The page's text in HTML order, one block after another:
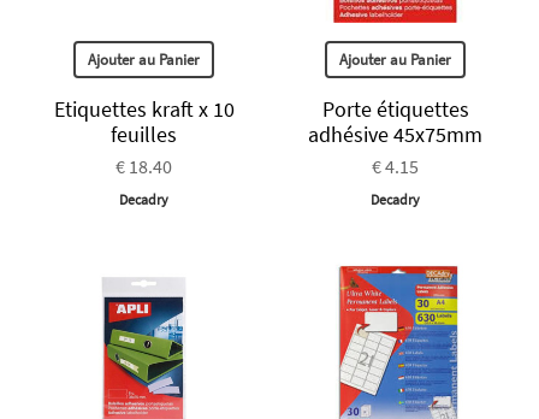
Ajouter au Panier
Etiquettes kraft x 10
feuilles
€ 18.40
Decadry
Ajouter au Panier
Porte étiquettes
adhésive 45x75mm
€ 4.15
Decadry